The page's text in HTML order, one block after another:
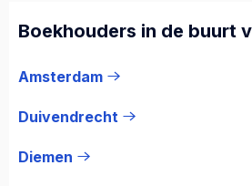
Boekhouders in de buurt
Amsterdam
Duivendrecht
Diemen